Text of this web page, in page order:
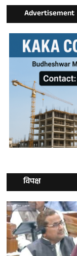
Advertisement
विपक्ष